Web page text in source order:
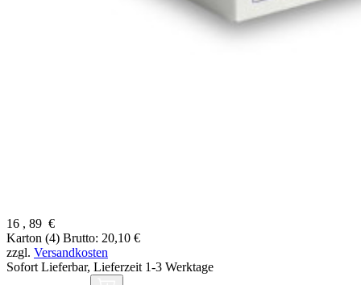
16 , 89 €
Karton (4) Brutto: 20,10 €
zzgl. Versandkosten
Sofort Lieferbar, Lieferzeit 1-3 Werktage